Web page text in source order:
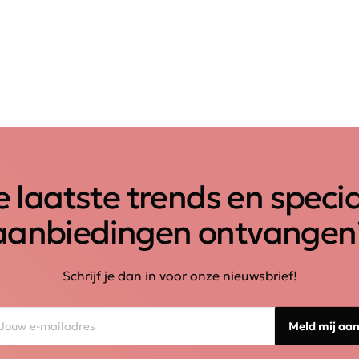
laatste trends en
Schrijf je dan in voor onze nieuwsbrief!
Meld mij aan